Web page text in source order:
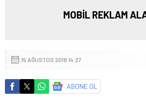
MOBİL REKLAM
15 AĞUSTOS 2018 14:27
ABONE OL